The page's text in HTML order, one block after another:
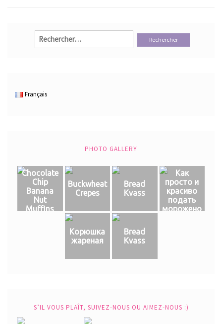
Rechercher :
Français
PHOTO GALLERY
Chocolate
Chip
Banana
Nut
Muffins
Buckwheat
Crepes
Bread
Kvass
Как
просто и
красиво
подать
морожено
Корюшка
жареная
Bread
Kvass
S’IL VOUS PLAÎT, SUIVEZ-NOUS OU AIMEZ-NOUS :)